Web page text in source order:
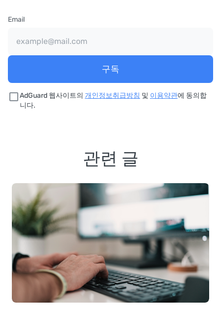
Email
구독
AdGuard 웹사이트의 개인정보취급방침 및 이용약관에 동의합
니다.
관련 글